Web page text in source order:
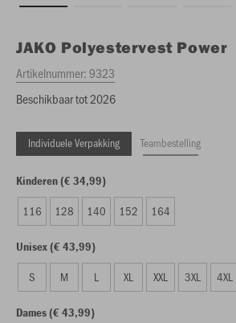
JAKO Polyestervest Power
Artikelnummer:9323
Beschikbaar tot 2026
Individuele Verpakking Teambestelling
Kinderen (€ 34,99)
116 128 140 152 164
Unisex (€ 43,99)
S M L XL XXL 3XL 4XL
Dames (€ 43,99)